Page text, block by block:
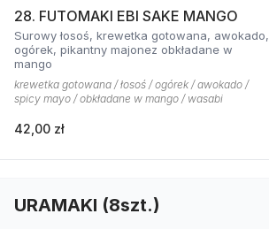
28. FUTOMAKI EBI SAKE MANGO
Surowy łosoś, krewetka gotowana, awokado,
ogórek, pikantny majonez obkładane w
mango
krewetka gotowana / łosoś / ogórek / awokado /
spicy mayo / obkładane w mango / wasabi
42,00 zł
URAMAKI (8szt.)